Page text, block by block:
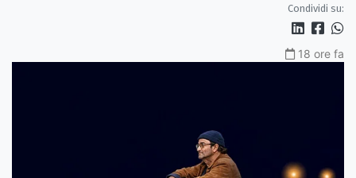
Condividi su:
18 ore fa